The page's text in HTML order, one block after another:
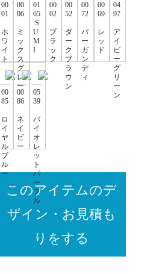
00
01
ホ
ワ
イ
ト
00
06
ミ
ッ
ク
ス
グ
レ
ー
01
65
S
U
M
I
00
02
ブ
ラ
ッ
ク
00
52
ダ
ー
ク
ブ
ラ
ウ
ン
00
72
バ
ー
ガ
ン
デ
ィ
00
69
レ
ッ
ド
04
97
ア
イ
ビ
ー
グ
リ
ー
ン
00
85
ロ
イ
ヤ
ル
ブ
ル
ー
00
86
ネ
イ
ビ
ー
05
39
バ
イ
オ
レ
ッ
ト
パ
ー
プ
ル
このアイテムのデ
ザイン・お見積も
りをする